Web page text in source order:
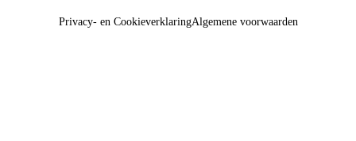
Privacy- en CookieverklaringAlgemene voorwaarden